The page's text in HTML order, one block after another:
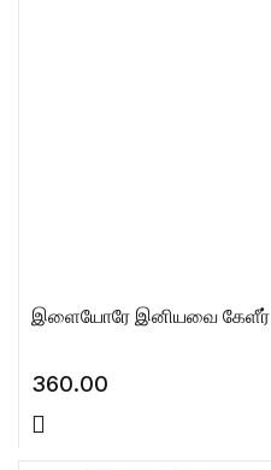
இளையோரே இனியவை கேளீர்
360.00